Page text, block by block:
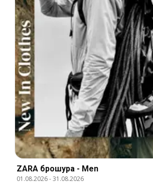
ZARA брошура - Men
01.08.2026-31.08.2026